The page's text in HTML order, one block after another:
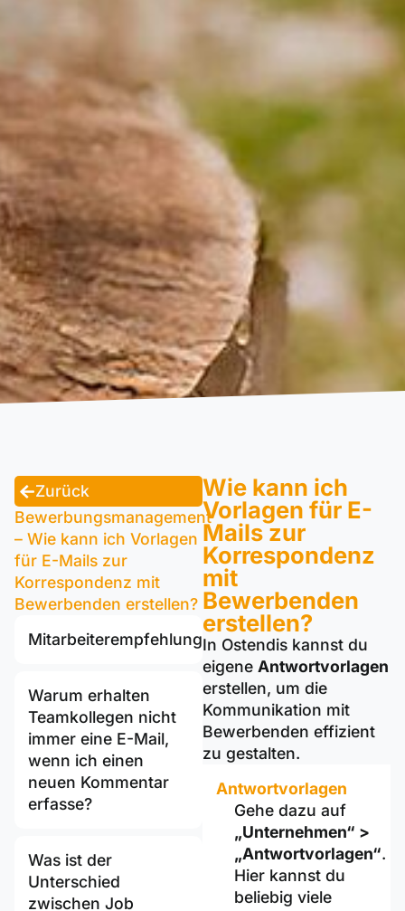
Zurück
Bewerbungsmanagement
– Wie kann ich Vorlagen
für E-Mails zur
Korrespondenz mit
Bewerbenden erstellen?
Mitarbeiterempfehlung
Warum erhalten
Teamkollegen nicht
immer eine E-Mail,
wenn ich einen
neuen Kommentar
erfasse?
Was ist der
Unterschied
zwischen Job
Wie kann ich
Vorlagen für E-
Mails zur
Korrespondenz
mit
Bewerbenden
erstellen?
In Ostendis kannst du
eigene Antwortvorlagen
erstellen, um die
Kommunikation mit
Bewerbenden effizient
zu gestalten.
Antwortvorlagen
Gehe dazu auf
„Unternehmen“ >
„Antwortvorlagen“.
Hier kannst du
beliebig viele